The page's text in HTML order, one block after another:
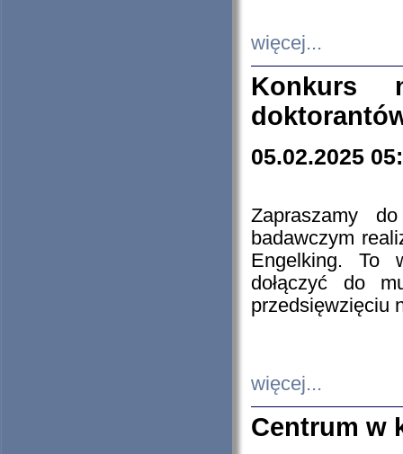
więcej...
Konkurs
05.02.2025
Zapraszamy
badawczym
Engelking. To
dołączyć do
przedsięwzięciu
więcej...
Centrum w